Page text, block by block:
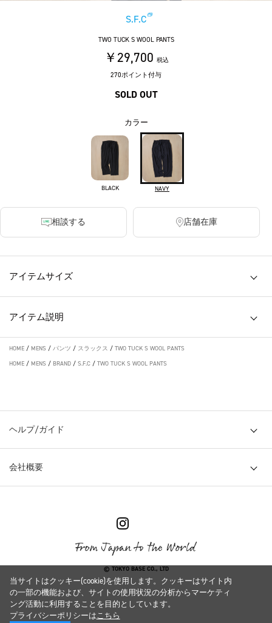
S.F.C
TWO TUCK S WOOL PANTS
￥29,700 税込
270ポイント付与
SOLD OUT
カラー
BLACK NAVY
相談する 店舗在庫
アイテムサイズ
アイテム説明
HOME / MENS / パンツ / スラックス / TWO TUCK S WOOL PANTS
HOME / MENS / BRAND / S.F.C / TWO TUCK S WOOL PANTS
ヘルプ/ガイド
会社概要
© TOKYO BASE CO., LTD
当サイトはクッキー(cookie)を使用します。クッキーはサイト内
の一部の機能および、サイトの使用状況の分析からマーケティ
ング活動に利用することを目的としています。
プライバシーポリシーはこちら